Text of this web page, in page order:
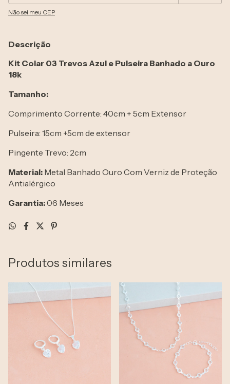
Não sei meu CEP
Descrição
Kit Colar 03 Trevos Azul e Pulseira Banhado a Ouro
18k
Tamanho:
Comprimento Corrente: 40cm + 5cm Extensor
Pulseira: 15cm +5cm de extensor
Pingente Trevo: 2cm
Material: Metal Banhado Ouro Com Verniz de Proteção
Antialérgico
Garantia:06 Meses
Produtos similares